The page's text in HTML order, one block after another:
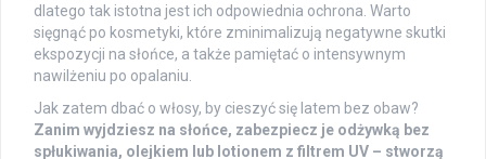
dlatego tak istotna jest ich odpowiednia ochrona. Warto
sięgnąć po kosmetyki, które zminimalizują negatywne skutki
ekspozycji na słońce, a także pamiętać o intensywnym
nawilżeniu po opalaniu.
Jak zatem dbać o włosy, by cieszyć się latem bez obaw?
Zanim wyjdziesz na słońce, zabezpiecz je odżywką bez
spłukiwania, olejkiem lub lotionem z filtrem UV – stworzą